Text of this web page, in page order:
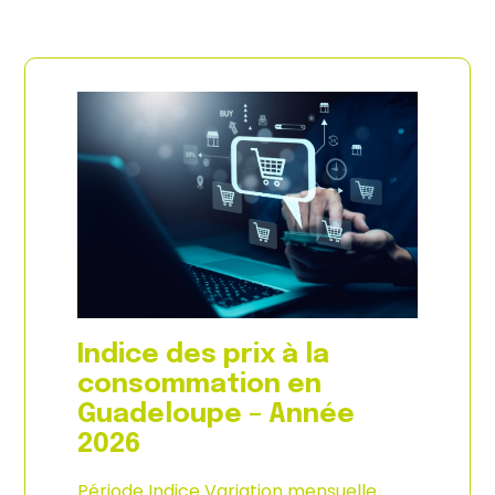
Indice des prix à la
consommation en
Guadeloupe – Année
2026